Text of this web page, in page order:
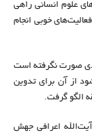
علوم انسانی راهی
خوبی انجام
صورت نگرفته است
از آن برای تدوین
الگو گرفت.
اعرافی جهش